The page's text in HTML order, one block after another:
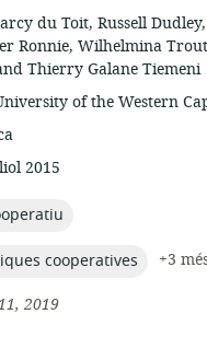
du Toit, Russell
Ronnie, Wilhelmina
Thierry Galane Tiemeni
of the Western
2015
cooperatives
+3
2019